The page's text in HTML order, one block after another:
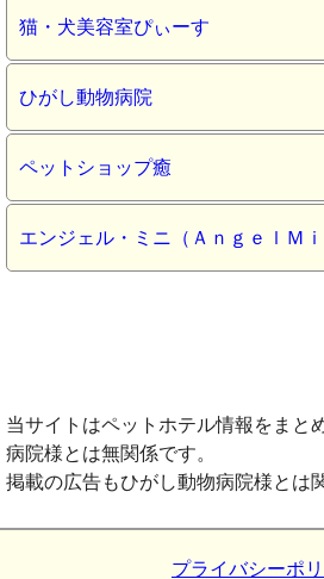
猫・犬美容室ぴぃーす
ひがし動物病院
ペットショップ癒
エンジェル・ミニ（ＡｎｇｅｌＭｉ
当サイトはペットホテル情報をまと
病院様とは無関係です。
掲載の広告もひがし動物病院様とは
プライバシーポ